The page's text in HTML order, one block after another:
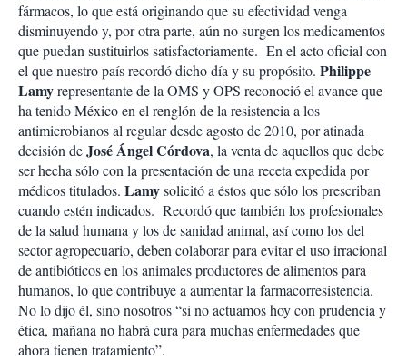
fármacos, lo que está originando que su efectividad venga
disminuyendo y, por otra parte, aún no surgen los medicamentos
que puedan sustituirlos satisfactoriamente. En el acto oficial con
el que nuestro país recordó dicho día y su propósito. Philippe
Lamyrepresentante de la OMS y OPS reconoció el avance que
ha tenido México en el renglón de la resistencia a los
antimicrobianos al regular desde agosto de 2010, por atinada
decisión deJosé Ángel Córdova, la venta de aquellos que debe
ser hecha sólo con la presentación de una receta expedida por
médicos titulados. Lamysolicitó a éstos que sólo los prescriban
cuando estén indicados. Recordó que también los profesionales
de la salud humana y los de sanidad animal, así como los del
sector agropecuario, deben colaborar para evitar el uso irracional
de antibióticos en los animales productores de alimentos para
humanos, lo que contribuye a aumentar la farmacorresistencia.
No lo dijo él, sino nosotros “si no actuamos hoy con prudencia y
ética, mañana no habrá cura para muchas enfermedades que
ahora tienen tratamiento”.